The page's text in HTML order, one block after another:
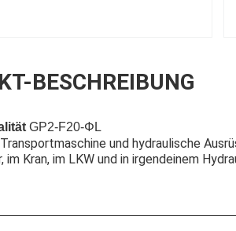
BESCHREIBUNG
GP2-F20-ΦL
und hydraulische
Kran, im LKW und in irgendeinem